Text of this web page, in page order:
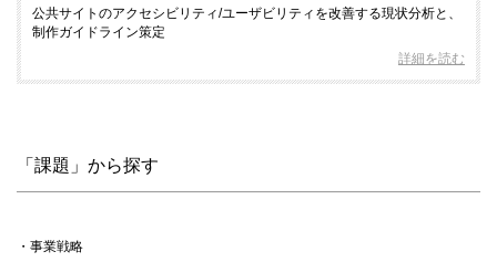
公共サイトのアクセシビリティ/ユーザビリティを改善する現状分析と、
制作ガイドライン策定
詳細を読む
「課題」から探す
事業戦略